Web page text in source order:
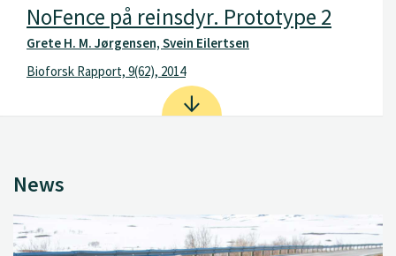
NoFence på reinsdyr. Prototype 2
Grete H. M. Jørgensen, Svein Eilertsen
Bioforsk Rapport, 9(62), 2014
News